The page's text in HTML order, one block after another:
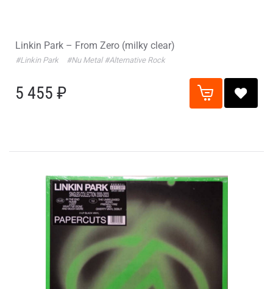
Linkin Park – From Zero (milky clear)
#Linkin Park #Nu Metal #Alternative Rock
5 455 ₽